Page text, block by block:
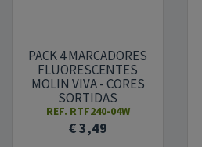
PACK 4 MARCADORES
FLUORESCENTES
MOLIN VIVA - CORES
SORTIDAS
REF. RTF240-04W
€ 3,49